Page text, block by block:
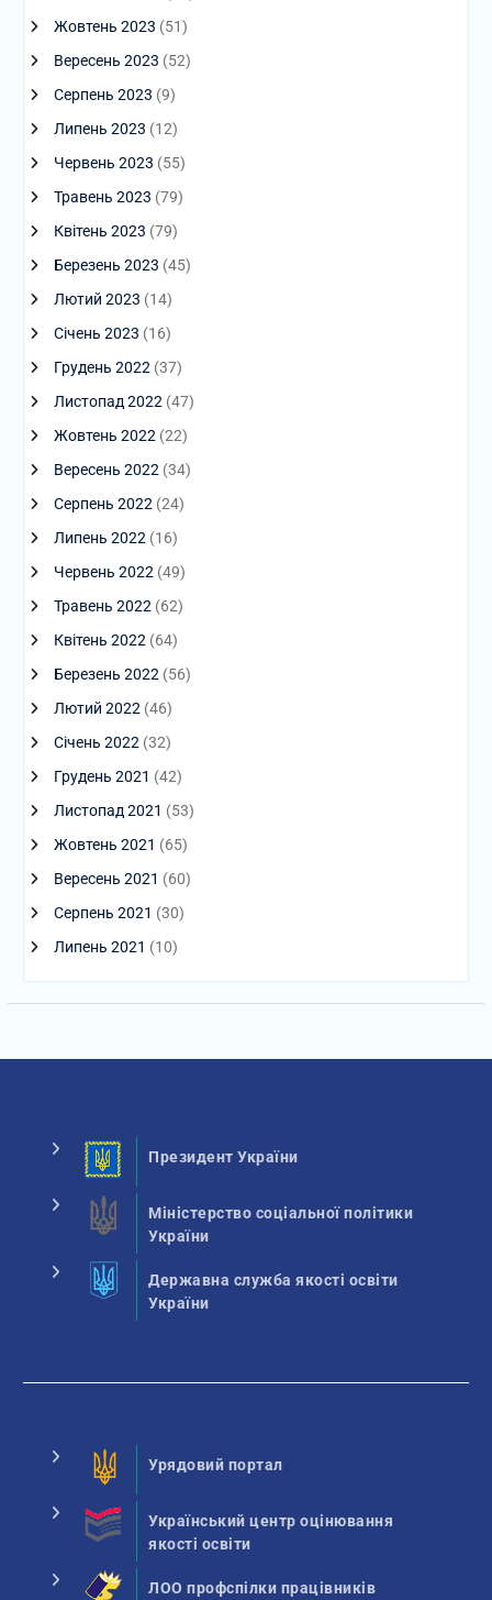
Жовтень 2023 (51)
Вересень 2023 (52)
Серпень 2023 (9)
Липень 2023 (12)
Червень 2023 (55)
Травень 2023 (79)
Квітень 2023 (79)
Березень 2023 (45)
Лютий 2023 (14)
Січень 2023 (16)
Грудень 2022 (37)
Листопад 2022 (47)
Жовтень 2022 (22)
Вересень 2022 (34)
Серпень 2022 (24)
Липень 2022 (16)
Червень 2022 (49)
Травень 2022 (62)
Квітень 2022 (64)
Березень 2022 (56)
Лютий 2022 (46)
Січень 2022 (32)
Грудень 2021 (42)
Листопад 2021 (53)
Жовтень 2021 (65)
Вересень 2021 (60)
Серпень 2021 (30)
Липень 2021 (10)
Президент України
Міністерство соціальної політики
України
Державна служба якості освіти
України
Урядовий портал
Український центр оцінювання
якості освіти
ЛОО профспілки працівників